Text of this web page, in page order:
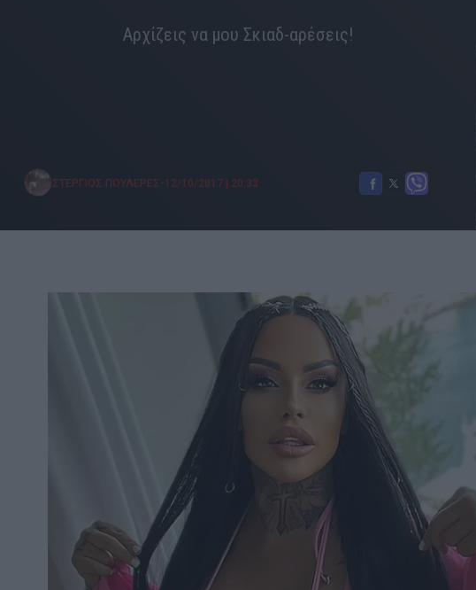
Αρχίζεις να μου Σκιαδ-αρέσεις!
ΣΤΕΡΓΙΟΣ ΠΟΥΛΕΡΕΣ 12/10/2017 | 20:33